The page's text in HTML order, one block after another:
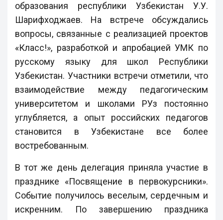
образования республики Узбекистан У.У.
Шарифходжаев. На встрече обсуждались
вопросы, связанные с реализацией проектов
«Класс!», разработкой и апробацией УМК по
русскому языку для школ Республики
Узбекистан. Участники встречи отметили, что
взаимодействие между педагогическим
университетом и школами РУз постоянно
углубляется, а опыт российских педагогов
становится в Узбекистане все более
востребованным.
В тот же день делегация приняла участие в
празднике «Посвящение в первокурсники».
Событие получилось веселым, сердечным и
искренним. По завершению праздника